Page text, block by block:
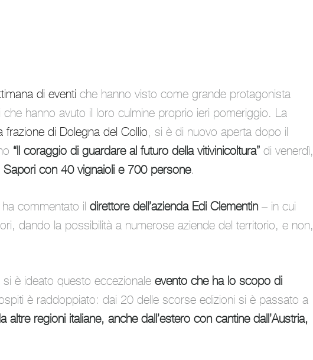
di eventi che hanno visto come grande protagonista
hanno avuto il loro culmine proprio ieri pomeriggio. La
di Dolegna del Collio, si è di nuovo aperta dopo il
“Il coraggio di guardare al futuro della vitivinicoltura” di venerdì,
Sapori con 40 vignaioli e 700 persone.
commentato il direttore dell’azienda Edi Clementin – in cui
dando la possibilità a numerose aziende del territorio, e non,
è ideato questo eccezionale evento che ha lo scopo di
è raddoppiato: dai 20 delle scorse edizioni si è passato a
altre regioni italiane, anche dall’estero con cantine dall’Austria,